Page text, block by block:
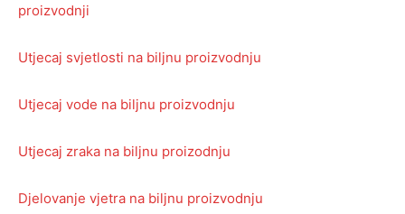
proizvodnji
Utjecaj svjetlosti na biljnu proizvodnju
Utjecaj vode na biljnu proizvodnju
Utjecaj zraka na biljnu proizodnju
Djelovanje vjetra na biljnu proizvodnju